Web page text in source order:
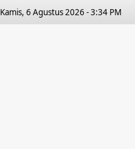
Kamis, 6 Agustus 2026 - 3:34 PM